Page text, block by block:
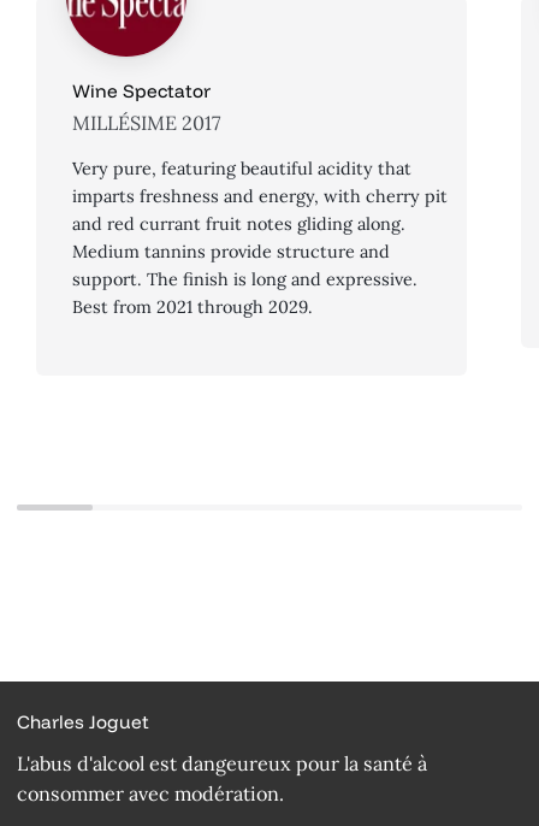
Wine Spectator
MILLÉSIME 2017
Very pure, featuring beautiful acidity that
imparts freshness and energy, with cherry pit
and red currant fruit notes gliding along.
Medium tannins provide structure and
support. The finish is long and expressive.
Best from 2021 through 2029.
Charles Joguet
L'abus d'alcool est dangeureux pour la santé à
consommer avec modération.